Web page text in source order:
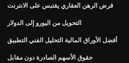
قرض الرهن العقاري يقتبس على الانترنت
التحويل من اليورو إلى الدولار
أفضل الأوراق المالية التحليل الفني التطبيق
حقوق الأسهم الصادرة دون مقابل